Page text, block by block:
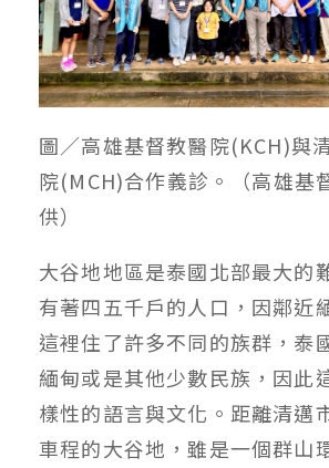
圖／高雄基督教醫院(KCH)與
院(MCH)合作義診。（高雄基
供）
大谷地地區是泰國北部最大的
有著四五千戶的人口，因鄰近
這裡住了許多不同的族群，泰
緬甸或是其他少數民族，因此
樣性的語言與文化。距離清邁
車程的大谷地，雖是一個群山